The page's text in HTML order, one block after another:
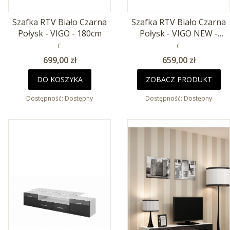
Szafka RTV Biało Czarna
Połysk - VIGO - 180cm
PRODUCENT
C
Cena
699,00 zł
DO KOSZYKA
Dostępność: Dostępny
Szafka RTV Biało Czarna
Połysk - VIGO NEW -
180cm
PRODUCENT
C
Cena
659,00 zł
ZOBACZ PRODUKT
Dostępność: Dostępny